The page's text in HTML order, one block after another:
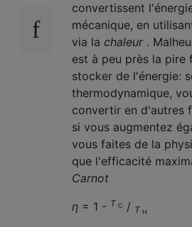
convertissent
mécanique, en
via la chaleur .
est à peu près la pire
stocker de l'énergie:
thermodynamique,
convertir en d'autres
si vous augmentez
vous faites de la
que l'efficacité
Carnot
η = 1 - T C / T H